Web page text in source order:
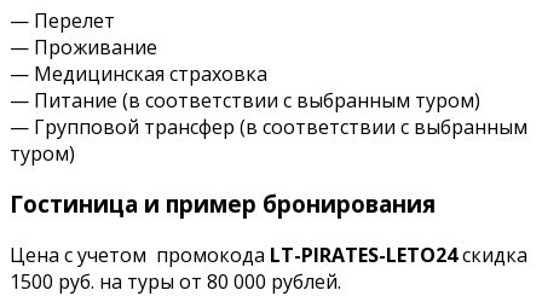
— Перелет
— Проживание
— Медицинская страховка
— Питание (в соответствии с выбранным туром)
— Групповой трансфер (в соответствии с выбранным
туром)
Гостиница и пример бронирования
Цена с учетом промокода LT-PIRATES-LETO24скидка
1500 руб. на туры от 80 000 рублей.